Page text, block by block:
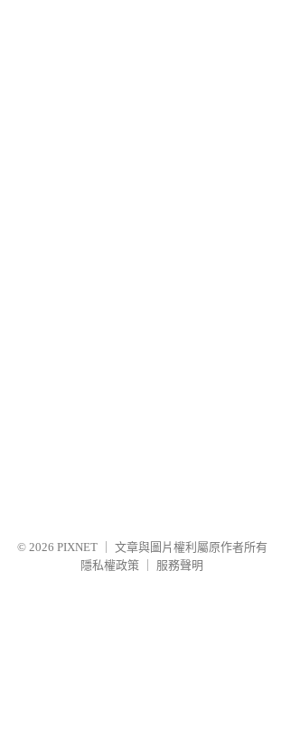
© 2026 PIXNET
文章與圖片權利屬原作者所有
隱私權政策
服務聲明